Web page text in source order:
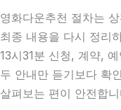
영화다운추천 절차는
최종 내용을 다시 정리
13시31분 신청, 계약,
두 안내만 듣기보다 확
살펴보는 편이 안전합